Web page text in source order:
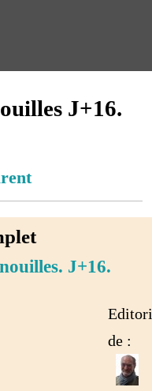
J+16.
J+16.
de :